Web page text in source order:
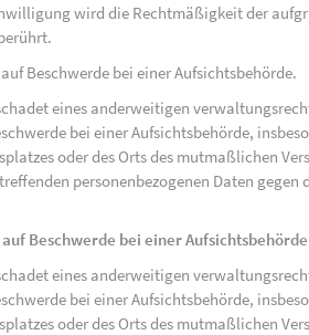
wird die Rechtmäßigkeit der
Beschwerde bei einer Aufsichtsbehörde.
eines anderweitigen
bei einer Aufsichtsbehörde,
oder des Orts des mutmaßlichen
personenbezogenen Daten gegen
auf Beschwerde bei einer Aufsichtsbehörde
eines anderweitigen
bei einer Aufsichtsbehörde,
oder des Orts des mutmaßlichen